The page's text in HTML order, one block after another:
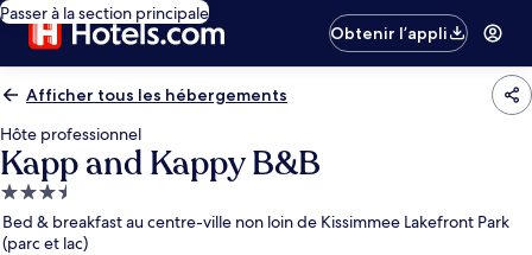
Passer à la section principale
Obtenir l’appli
Afficher tous les hébergements
Hôte professionnel
Kapp and Kappy B&B
Hébergement
3.5 étoiles
Bed & breakfast au centre-ville non loin de Kissimmee Lakefront Park
(parc et lac)